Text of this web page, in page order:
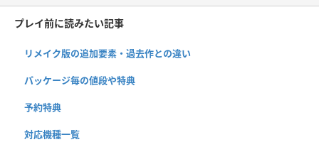
プレイ前に読みたい記事
リメイク版の追加要素・過去作との違い
パッケージ毎の値段や特典
予約特典
対応機種一覧